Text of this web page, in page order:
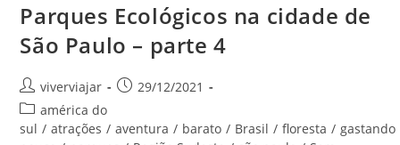
Parques Ecológicos na cidade de
São Paulo – parte 4
Autor
do
post:
viverviajar
Post29/12/2021
Categoria
do
américa do
sul / atrações / aventura / barato / Brasil / floresta / gastando